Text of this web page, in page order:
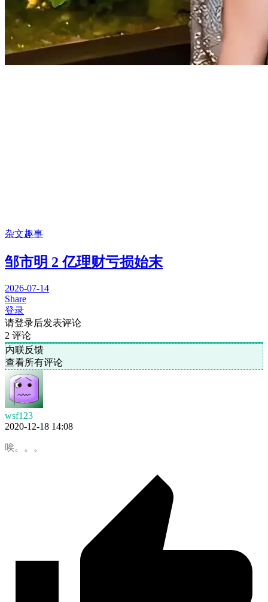
杂文趣事
邹市明 2 亿理财亏损始末
2026-07-14
Share
登录
请登录后发表评论
2 评论
内联反馈
查看所有评论
wsf123
2020-12-18 14:08
唉。。。